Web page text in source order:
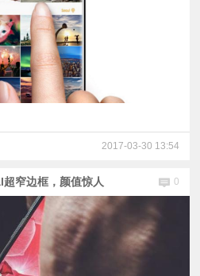
2017-03-30 13:54
窄边框，颜值惊人 0